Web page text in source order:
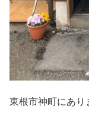
東根市神町にあり